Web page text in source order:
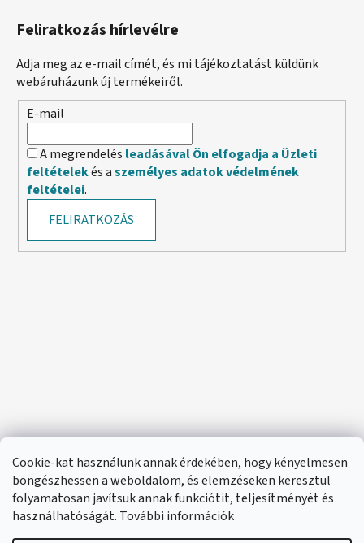
Cookie-kat használunk annak érdekében, hogy kényelmesen
böngészhessen a weboldalom, és elemzéseken keresztül
folyamatosan javítsuk annak funkciótit, teljesítményét és
használhatóságát. További információk
Feliratkozás hírlevélre
Adja meg az e-mail címét, és mi tájékoztatást küldünk
webáruházunk új termékeiről.
E-mail
A megrendelés leadásával Ön elfogadja a Üzleti
feltételekés aszemélyes adatok védelmének
feltételei.
FELIRATKOZÁS